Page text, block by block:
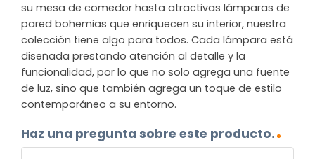
su mesa de comedor hasta atractivas lámparas de
pared bohemias que enriquecen su interior, nuestra
colección tiene algo para todos. Cada lámpara está
diseñada prestando atención al detalle y la
funcionalidad, por lo que no solo agrega una fuente
de luz, sino que también agrega un toque de estilo
contemporáneo a su entorno.
Haz una pregunta sobre este producto.